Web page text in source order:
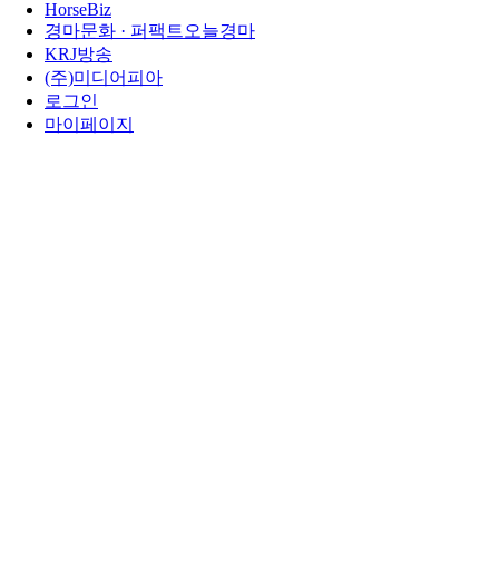
HorseBiz
경마문화 · 퍼팩트오늘경마
KRJ방송
(주)미디어피아
로그인
마이페이지